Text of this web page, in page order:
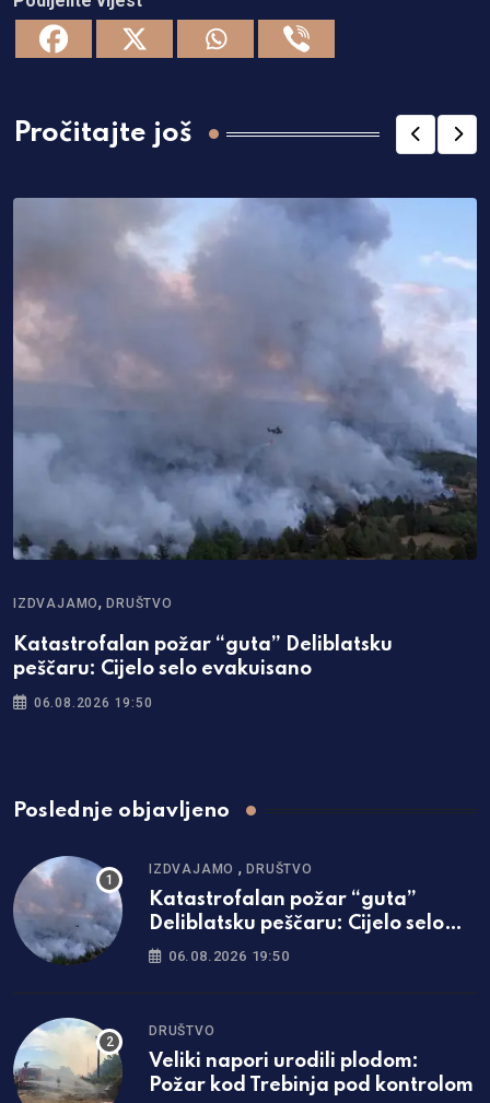
Pročitajte još
IZDVAJAMO,DRUŠTVO
Katastrofalan požar “guta” Deliblatsku
peščaru: Cijelo selo evakuisano
06.08.2026 19:50
Poslednje objavljeno
IZDVAJAMO ,DRUŠTVO
Katastrofalan požar “guta”
Deliblatsku peščaru: Cijelo selo
evakuisano
06.08.2026 19:50
DRUŠTVO
Veliki napori urodili plodom:
Požar kod Trebinja pod kontrolom